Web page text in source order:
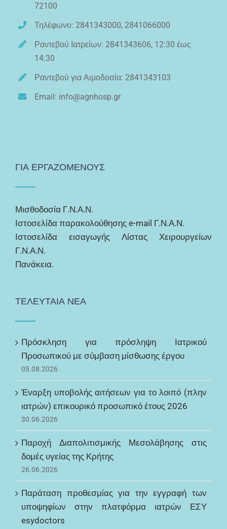
72100
Τηλέφωνο: 2841343000, 2841066000
Ραντεβού Ιατρείων: 2841343606, 12:30 έως
14:30
Ραντεβού για Αιμοδοσία: 2841343103
Email: info@agnhosp.gr
ΓΙΑ ΕΡΓΑΖΟΜΕΝΟΥΣ
Μισθοδοσία Γ.Ν.Α.Ν.
Ιστοσελίδα παρακολούθησης e-mail Γ.Ν.Α.Ν.
Ιστοσελίδα εισαγωγής Λίστας Χειρουργείων
Γ.Ν.Α.Ν.
Πανάκεια.
ΤΕΛΕΥΤΑΙΑ ΝΕΑ
Πρόσκληση για πρόσληψη Ιατρικού
Προσωπικού με σύμβαση μίσθωσης έργου
05.08.2026
Έναρξη υποβολής αιτήσεων για το λοιπό (πλην
ιατρών) επικουρικό προσωπικό έτους 2026
30.06.2026
Παροχή Διαπολιτισμικής Μεσολάβησης στις
δομές υγείας της Κρήτης
26.06.2026
Παράταση προθεσμίας για την εγγραφή των
υποψηφίων στην πλατφόρμα ιατρών ΕΣΥ
esydoctors